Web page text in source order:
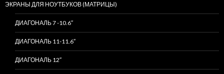
ЭКРАНЫ ДЛЯ НОУТБУКОВ (МАТРИЦЫ)
ДИАГОНАЛЬ 7 -10.6″
ДИАГОНАЛЬ 11-11.6″
ДИАГОНАЛЬ 12″